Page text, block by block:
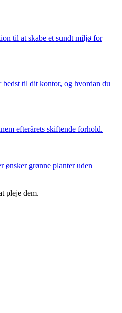
til at skabe et sundt miljø for
til dit kontor, og hvordan du
efterårets skiftende forhold.
grønne planter uden
pleje dem.